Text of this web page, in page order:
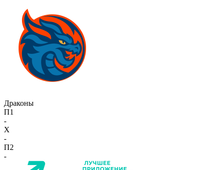
Драконы
П1
-
X
-
П2
-